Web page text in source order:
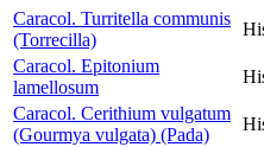
Caracol. Turritella communis
(Torrecilla)
Caracol. Epitonium
lamellosum
Caracol. Cerithium vulgatum
(Gourmya vulgata) (Pada)